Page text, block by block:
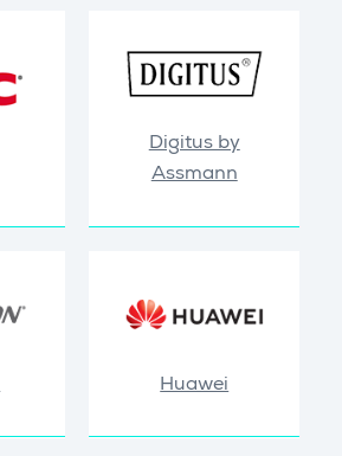
Digitus by
Assmann
Huawei